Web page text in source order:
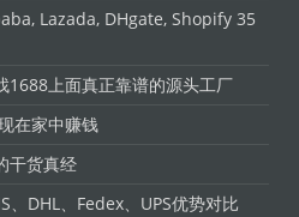
Lazada, DHgate, Shopify 35
1688上面真正靠谱的源头工厂
在家中赚钱
干货真经
、DHL、Fedex、UPS优势对比